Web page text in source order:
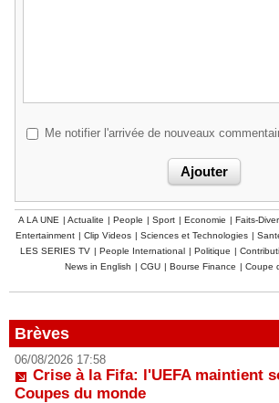
Me notifier l'arrivée de nouveaux
A LA UNE | Actualite | People | Sport | Economie | Faits-
Entertainment | Clip Videos | Sciences et Technologies |
LES SERIES TV | People International | Politique |
News in English | CGU | Bourse Finance | Coupe
Brèves
06/08/2026 17:58
Crise à la Fifa: l'UEFA maintient
Coupes du monde